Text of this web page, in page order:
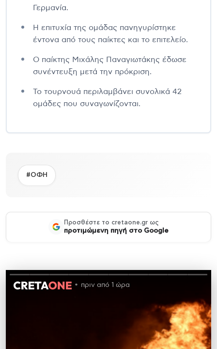
Γερμανία.
Η επιτυχία της ομάδας πανηγυρίστηκε
έντονα από τους παίκτες και το επιτελείο.
Ο παίκτης Μιχάλης Παναγιωτάκης έδωσε
συνέντευξη μετά την πρόκριση.
Το τουρνουά περιλαμβάνει συνολικά 42
ομάδες που συναγωνίζονται.
#ΟΦΗ
Προσθέστε το cretaone.gr ως
προτιμώμενη πηγή στο Google
πριν από 1 ώρα